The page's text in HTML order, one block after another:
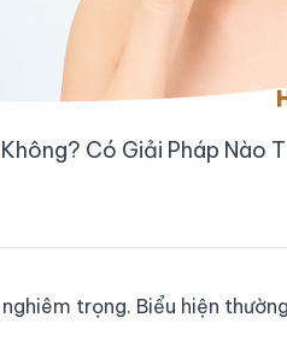
Có Giải Pháp Nào
trọng. Biểu hiện